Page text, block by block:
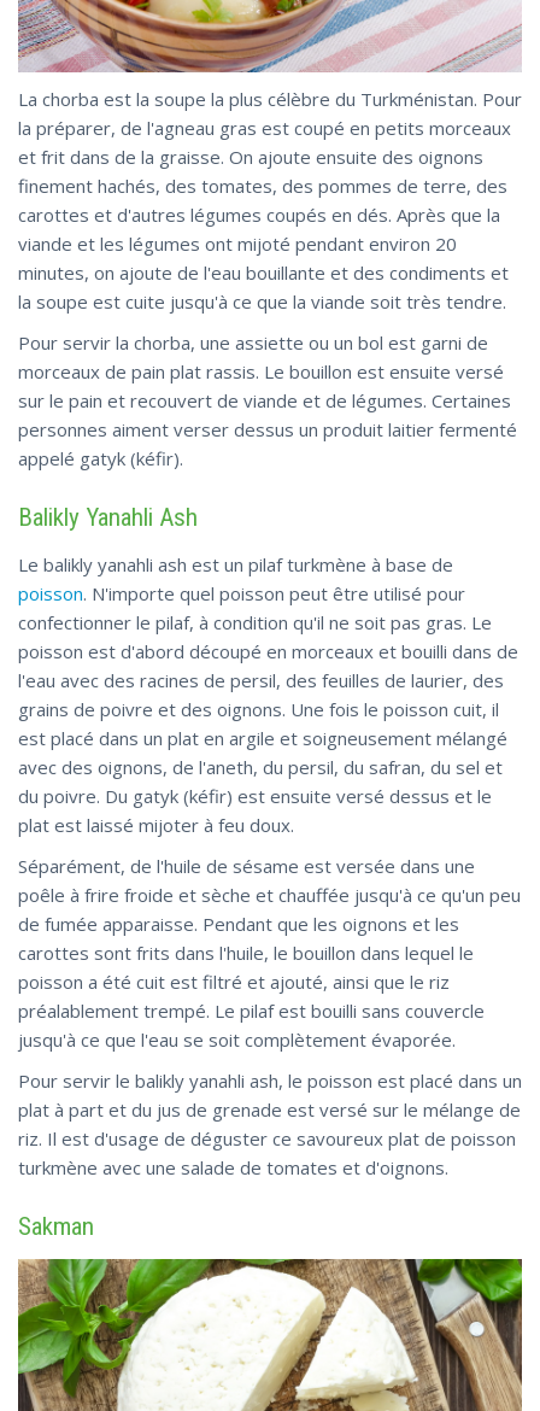
La chorba est la soupe la plus célèbre du Turkménistan. Pour
la préparer, de l'agneau gras est coupé en petits morceaux
et frit dans de la graisse. On ajoute ensuite des oignons
finement hachés, des tomates, des pommes de terre, des
carottes et d'autres légumes coupés en dés. Après que la
viande et les légumes ont mijoté pendant environ 20
minutes, on ajoute de l'eau bouillante et des condiments et
la soupe est cuite jusqu'à ce que la viande soit très tendre.
Pour servir la chorba, une assiette ou un bol est garni de
morceaux de pain plat rassis. Le bouillon est ensuite versé
sur le pain et recouvert de viande et de légumes. Certaines
personnes aiment verser dessus un produit laitier fermenté
appelé gatyk (kéfir).
Balikly Yanahli Ash
Le balikly yanahli ash est un pilaf turkmène à base de
poisson. N'importe quel poisson peut être utilisé pour
confectionner le pilaf, à condition qu'il ne soit pas gras. Le
poisson est d'abord découpé en morceaux et bouilli dans de
l'eau avec des racines de persil, des feuilles de laurier, des
grains de poivre et des oignons. Une fois le poisson cuit, il
est placé dans un plat en argile et soigneusement mélangé
avec des oignons, de l'aneth, du persil, du safran, du sel et
du poivre. Du gatyk (kéfir) est ensuite versé dessus et le
plat est laissé mijoter à feu doux.
Séparément, de l'huile de sésame est versée dans une
poêle à frire froide et sèche et chauffée jusqu'à ce qu'un peu
de fumée apparaisse. Pendant que les oignons et les
carottes sont frits dans l'huile, le bouillon dans lequel le
poisson a été cuit est filtré et ajouté, ainsi que le riz
préalablement trempé. Le pilaf est bouilli sans couvercle
jusqu'à ce que l'eau se soit complètement évaporée.
Pour servir le balikly yanahli ash, le poisson est placé dans un
plat à part et du jus de grenade est versé sur le mélange de
riz. Il est d'usage de déguster ce savoureux plat de poisson
turkmène avec une salade de tomates et d'oignons.
Sakman